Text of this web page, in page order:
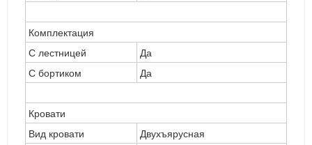
Комплектация
С лестницей
Да
С бортиком
Да
Кровати
Вид кровати
Двухъярусная